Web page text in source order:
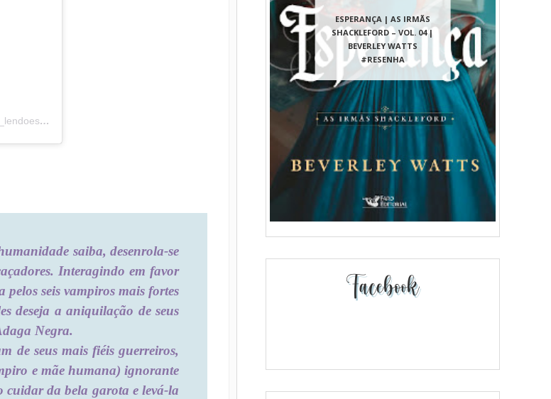
Uma publicação compartilhada por Blog Lendo e Escrevendo (@pah_lendoescrevendo)
saiba, desenrola-se
Interagindo em favor
seis vampiros mais fortes
deseja a aniquilação de seus
Negra.
de seus mais fiéis guerreiros,
e mãe humana) ignorante
cuidar da bela garota e levá-la
ESPERANÇA | AS IRMÃS
SHACKLEFORD – VOL. 04 |
BEVERLEY WATTS
#RESENHA
Facebook